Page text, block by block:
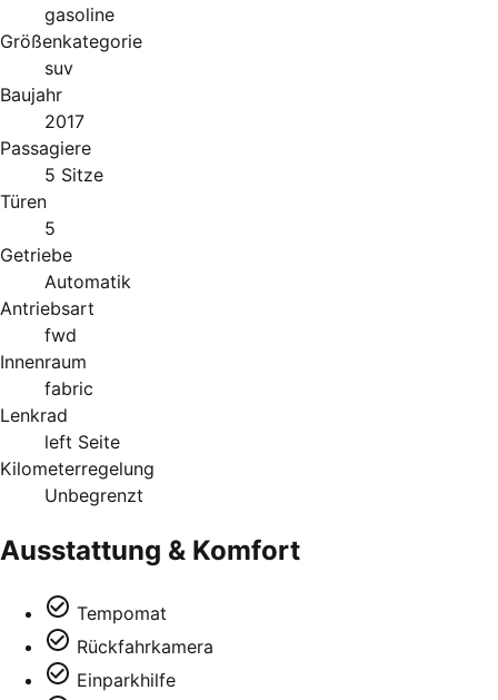
gasoline
Größenkategorie
suv
Baujahr
2017
Passagiere
5 Sitze
Türen
5
Getriebe
Automatik
Antriebsart
fwd
Innenraum
fabric
Lenkrad
left Seite
Kilometerregelung
Unbegrenzt
Ausstattung & Komfort
Tempomat
Rückfahrkamera
Einparkhilfe